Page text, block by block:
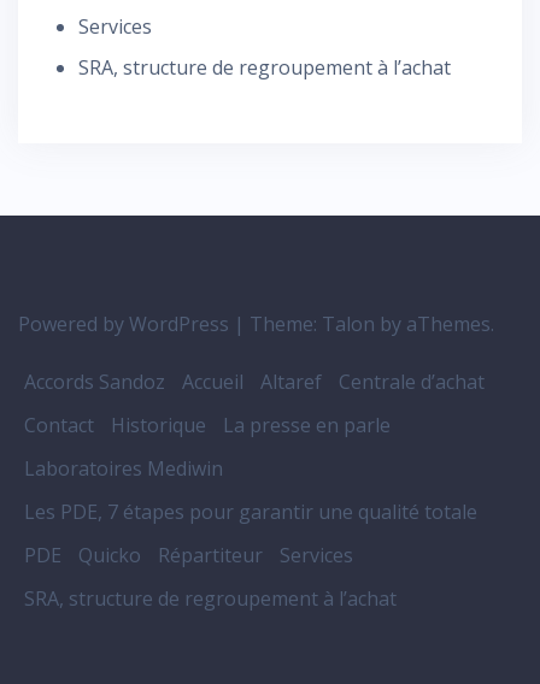
Services
SRA, structure de regroupement à l’achat
Powered by WordPress | Theme: Talon by aThemes.
Accords Sandoz Accueil Altaref
Centrale d’achat
Contact
Historique
La presse en parle
Laboratoires Mediwin
Les PDE, 7 étapes pour garantir une qualité totale
PDE
Quicko Répartiteur
Services
SRA, structure de regroupement à l’achat